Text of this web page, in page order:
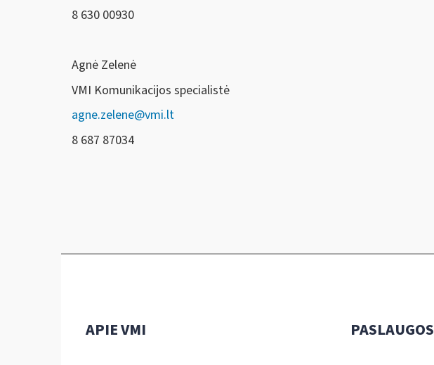
8 630 00930
Agnė Zelenė
VMI Komunikacijos specialistė
agne.zelene@vmi.lt
8 687 87034
APIE VMI PASLAUGOS